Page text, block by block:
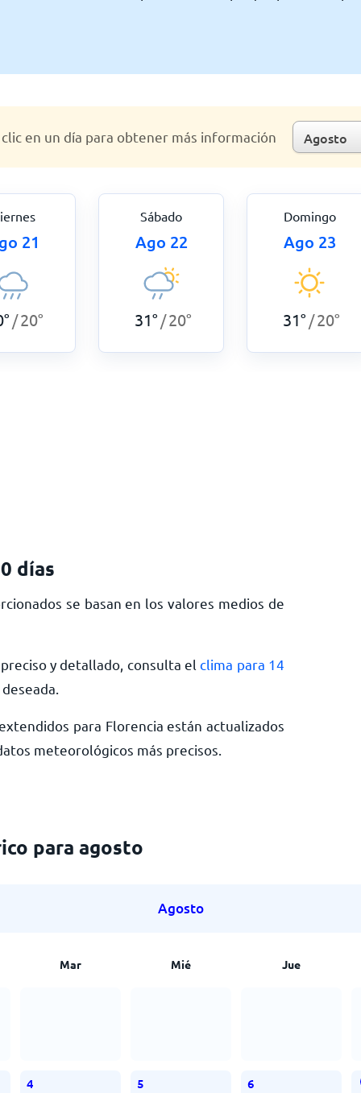
en un día para obtener más información
21
° /20°
Sábado
Ago 22
31° /20°
Domingo
Ago 23
31° /20°
días
se basan en los valores medios de
y detallado, consulta elclima para 14
para Florencia están actualizados
meteorológicos más precisos.
para agosto
Agosto
Mar Mié Jue
4 5 6